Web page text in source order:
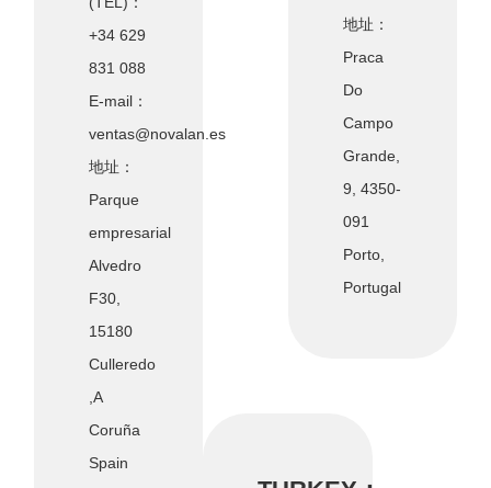
+34 629
831 088
E-mail：
ventas@novalan.es
地址：
Parque
empresarial
Alvedro
F30,
15180
Culleredo
,A
Coruña
Spain
地址：
Praca
Do
Campo
Grande,
9, 4350-
091
Porto,
Portugal